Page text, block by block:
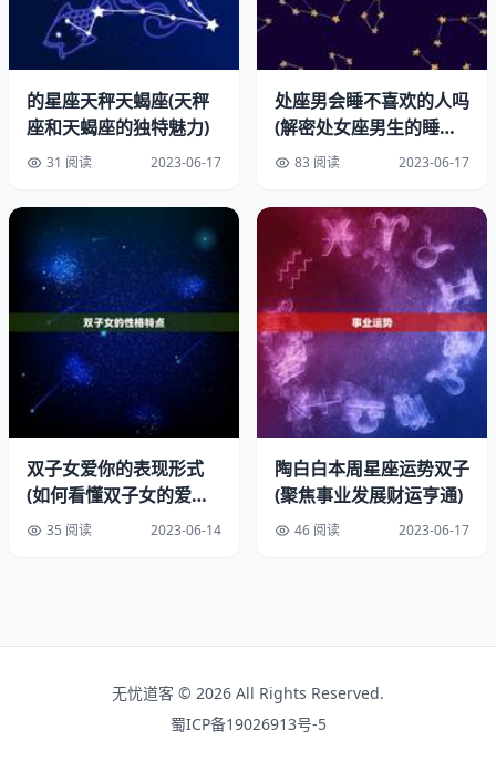
二、1965属蛇的今年下半年的运气
下半年对65年属蛇的朋友来说，像是爬坡后的平缓路段
上半年操心的事，7月开始会慢慢理顺。
我观察到的几个重点
关的消息，可能是升学或者工作变动，提前做点心理准备挺
的星座天秤天蝎座(天秤
座和天蝎座的独特魅力)
31 阅读 2023-06-17
处座男会睡不喜欢的人吗
(解密处女座男生的睡眠
习惯)83 阅读 2023-06-17
双子女爱你的表现形式
(如何看懂双子女的爱情
语言)35 阅读 2023-06-14
陶白白本周星座运势双子
(聚焦事业发展财运亨通)
46 阅读 2023-06-17
无忧道客 © 2026 All Rights Reserved.
蜀ICP备19026913号-5